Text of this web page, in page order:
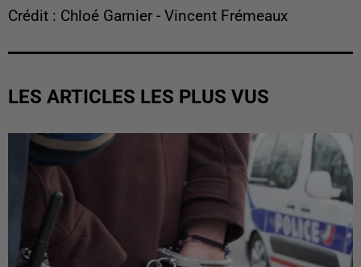
Crédit : Chloé Garnier - Vincent Frémeaux
LES ARTICLES LES PLUS VUS